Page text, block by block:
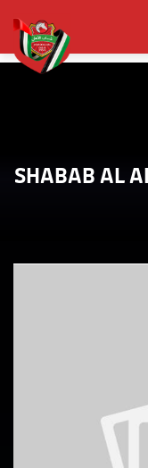
SHABAB AL